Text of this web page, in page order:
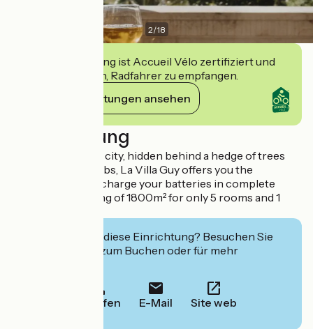
2/18
Diese Einrichtung ist Accueil Vélo zertifiziert und
verpflichtet sich, Radfahrer zu empfangen.
Ihre Verpflichtungen ansehen
Beschreibung
In the heart of the city, hidden behind a hedge of trees
and vigorous shrubs, La Villa Guy offers you the
opportunity to recharge your batteries in complete
serenity in a setting of 1800m² for only 5 rooms and 1
Interessiert Sie diese Einrichtung? Besuchen Sie
deren Website zum Buchen oder für mehr
Anrufen E-Mail Site web